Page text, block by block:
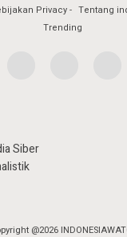
Privacy
Tentang
Trending
Siber
@2026